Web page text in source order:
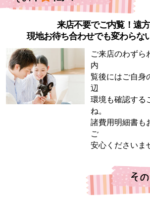
来店不要でご内覧！遠
現地お待ち合わせでも変わらな
ご来店のわずら
内
覧後にはご自身
辺
環境も確認する
ね。
諸費用明細書も
ご
安心くださいま